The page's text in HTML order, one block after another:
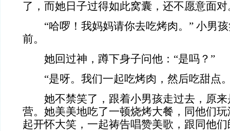
了，而她日子过得如此窝囊，还不愿意面对
“哈啰！我妈妈请你去吃烤肉。” 小男孩
前。
她回过神，蹲下身子问他：“是吗？”
“是呀。我们一起吃烤肉，然后吃甜点
她不禁笑了，跟着小男孩走过去，原来
营。她美美地吃了一顿烧烤大餐，同他们
起开怀大笑，一起祷告唱赞美歌，跟同他